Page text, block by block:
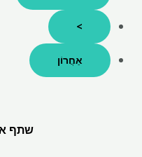
>
אַחֲרוֹן
שתף